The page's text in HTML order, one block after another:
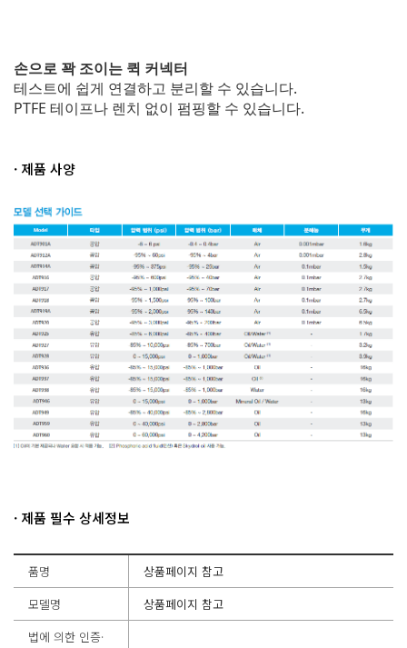
손으로 꽉 조이는 퀵 커넥터
테스트에 쉽게 연결하고 분리할 수 있습니다.
PTFE 테이프나 렌치 없이 펌핑할 수 있습니다.
· 제품 사양
· 제품 필수 상세정보
품명
상품페이지 참고
모델명
상품페이지 참고
법에 의한 인증·